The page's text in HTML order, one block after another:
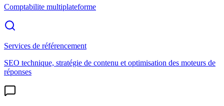
Comptabilite multiplateforme
Services de référencement
SEO technique, stratégie de contenu et optimisation des moteurs de
réponses